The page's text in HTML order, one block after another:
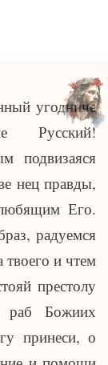
угодниче
Русский!
подвизаяся
нец правды,
Его.
радуемся
твоего и чтем
престолу
Божиих
принеси, о